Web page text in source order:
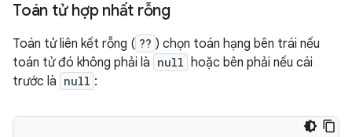
Toán tử hợp nhất rỗng
Toán tử liên kết rỗng ( ?? ) chọn toán hạng bên trái nếu
toán tử đó không phải là null hoặc bên phải nếu cái
trước là null :